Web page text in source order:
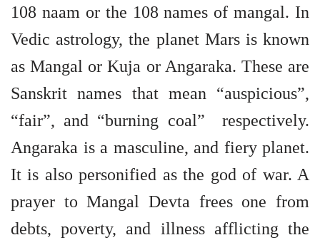
108 naam or the 108 names of mangal. In
Vedic astrology, the planet Mars is known
as Mangal or Kuja or Angaraka. These are
Sanskrit names that mean “auspicious”,
“fair”, and “burning coal” respectively.
Angaraka is a masculine, and fiery planet.
It is also personified as the god of war. A
prayer to Mangal Devta frees one from
debts, poverty, and illness afflicting the